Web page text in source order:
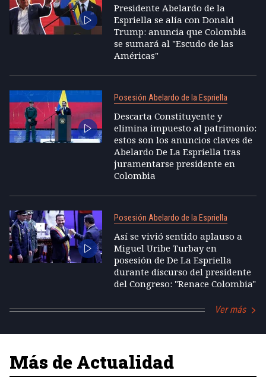
Presidente Abelardo de la
Espriella se alía con Donald
Trump: anuncia que Colombia
se sumará al "Escudo de las
Américas"
Posesión Abelardo de la Espriella
Descarta Constituyente y
elimina impuesto al patrimonio:
estos son los anuncios claves de
Abelardo De La Espriella tras
juramentarse presidente en
Colombia
Posesión Abelardo de la Espriella
Así se vivió sentido aplauso a
Miguel Uribe Turbay en
posesión de De La Espriella
durante discurso del presidente
del Congreso: "Renace Colombia"
Ver más
Más de Actualidad